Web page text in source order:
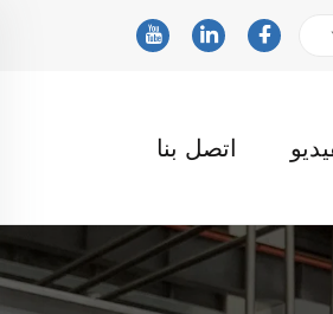
اتصل بنا